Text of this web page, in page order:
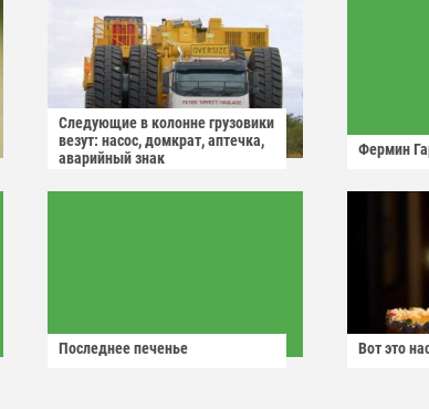
Следующие в колонне грузовики
везут: насос, домкрат, аптечка,
аварийный знак
Фермин
Последнее печенье Вот это